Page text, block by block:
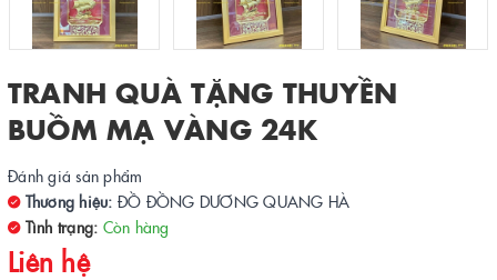
TRANH QUÀ TẶNG THUYỀN
BUỒM MẠ VÀNG 24K
Đánh giá sản phẩm
Thương hiệu: ĐỒ ĐỒNG DƯƠNG QUANG HÀ
Tình trạng: Còn hàng
Liên hệ